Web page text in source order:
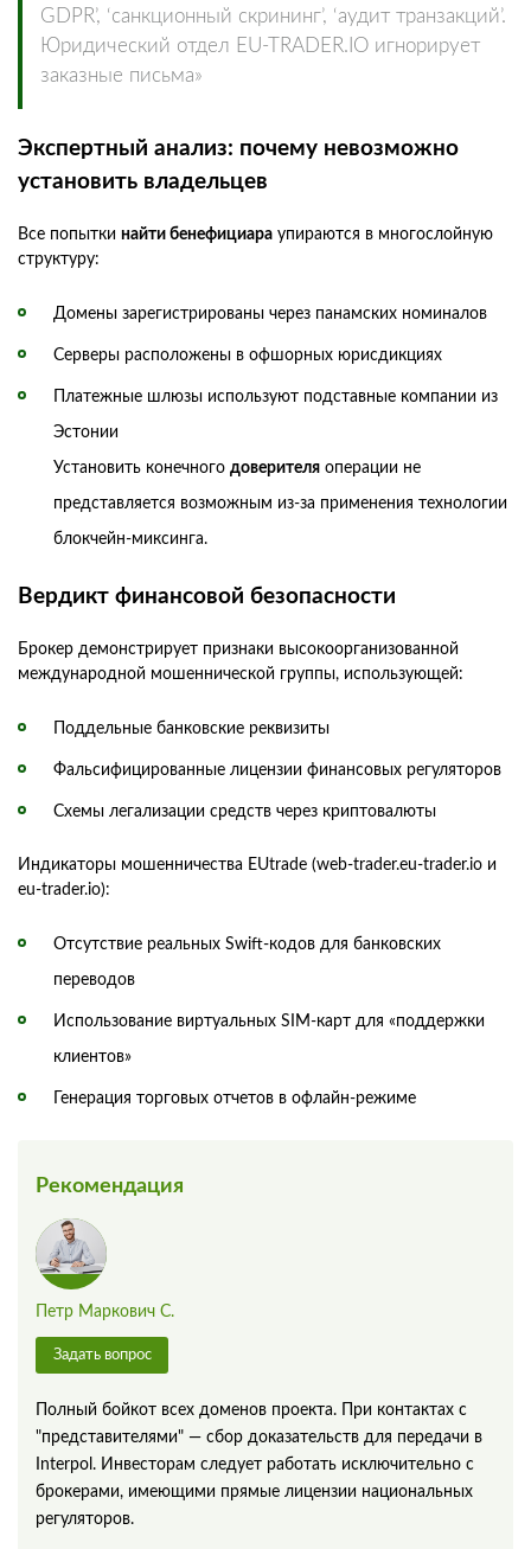
GDPR’, ‘санкционный скрининг’, ‘аудит транзакций’.
Юридический отдел EU-TRADER.IO игнорирует
заказные письма»
Экспертный анализ: почему невозможно
установить владельцев
Все попытки найти бенефициара упираются в многослойную
структуру:
Домены зарегистрированы через панамских номиналов
Серверы расположены в офшорных юрисдикциях
Платежные шлюзы используют подставные компании из
Эстонии
Установить конечного доверителя операции не
представляется возможным из-за применения технологии
блокчейн-миксинга.
Вердикт финансовой безопасности
Брокер демонстрирует признаки высокоорганизованной
международной мошеннической группы, использующей:
Поддельные банковские реквизиты
Фальсифицированные лицензии финансовых регуляторов
Схемы легализации средств через криптовалюты
Индикаторы мошенничества EUtrade (web-trader.eu-trader.io и
eu-trader.io):
Отсутствие реальных Swift-кодов для банковских
переводов
Использование виртуальных SIM-карт для «поддержки
клиентов»
Генерация торговых отчетов в офлайн-режиме
Рекомендация
Петр Маркович С.
Задать вопрос
Полный бойкот всех доменов проекта. При контактах с
"представителями" — сбор доказательств для передачи в
Interpol. Инвесторам следует работать исключительно с
брокерами, имеющими прямые лицензии национальных
регуляторов.